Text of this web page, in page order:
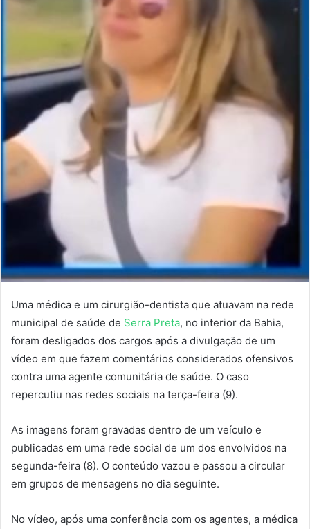
Uma médica e um cirurgião-dentista que atuavam na rede
municipal de saúde de Serra Preta, no interior da Bahia,
foram desligados dos cargos após a divulgação de um
vídeo em que fazem comentários considerados ofensivos
contra uma agente comunitária de saúde. O caso
repercutiu nas redes sociais na terça-feira (9).
As imagens foram gravadas dentro de um veículo e
publicadas em uma rede social de um dos envolvidos na
segunda-feira (8). O conteúdo vazou e passou a circular
em grupos de mensagens no dia seguinte.
No vídeo, após uma conferência com os agentes, a médica